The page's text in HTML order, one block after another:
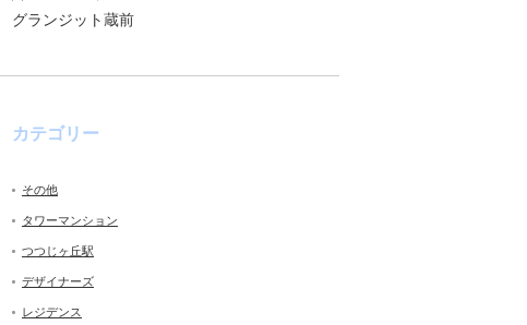
グランジット蔵前
カテゴリー
その他
タワーマンション
つつじヶ丘駅
デザイナーズ
レジデンス